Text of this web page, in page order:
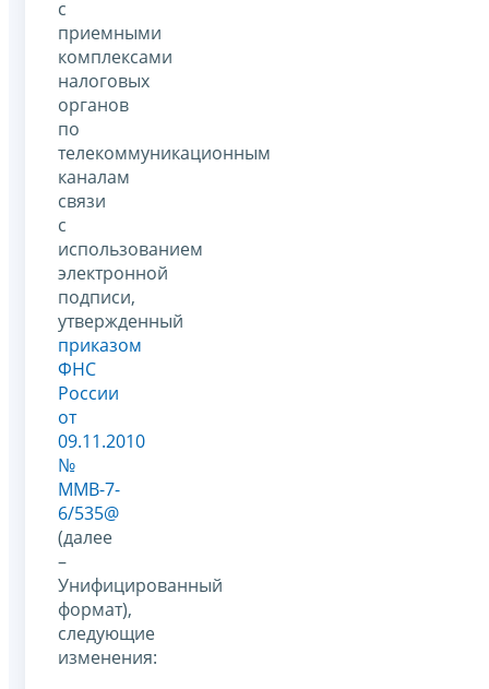
с
приемными
комплексами
налоговых
органов
по
телекоммуникационным
каналам
связи
с
использованием
электронной
подписи,
утвержденный
приказом
ФНС
России
от
09.11.2010
№
ММВ-7-
6/535@
(далее
–
Унифицированный
формат),
следующие
изменения: